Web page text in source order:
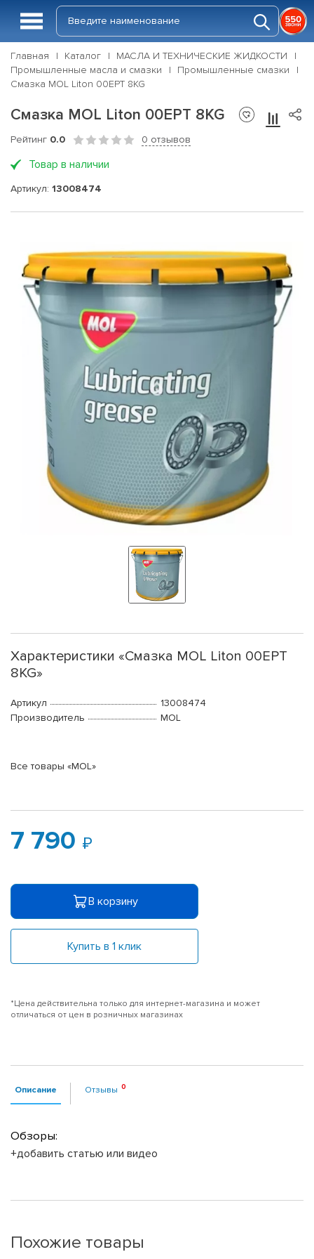
Главная Каталог
МАСЛА И ТЕХНИЧЕСКИЕ ЖИДКОСТИ
Промышленные масла и смазки
Промышленные смазки
Смазка MOL Liton 00EPT 8KG
Смазка MOL Liton 00EPT 8KG
Рейтинг 0.0 0 отзывов
Товар в наличии
Артикул: 13008474
Характеристики «Смазка MOL Liton 00EPT
8KG»
Артикул
13008474
Производитель
MOL
Все товары «MOL»
7 790
В корзину
Купить в 1 клик
*Цена действительна только для интернет-магазина и может
отличаться от цен в розничных магазинах
Описание Отзывы
Обзоры:
+добавить статью или видео
Похожие товары